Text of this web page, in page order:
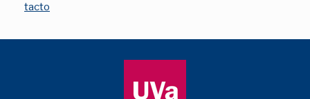
tacto